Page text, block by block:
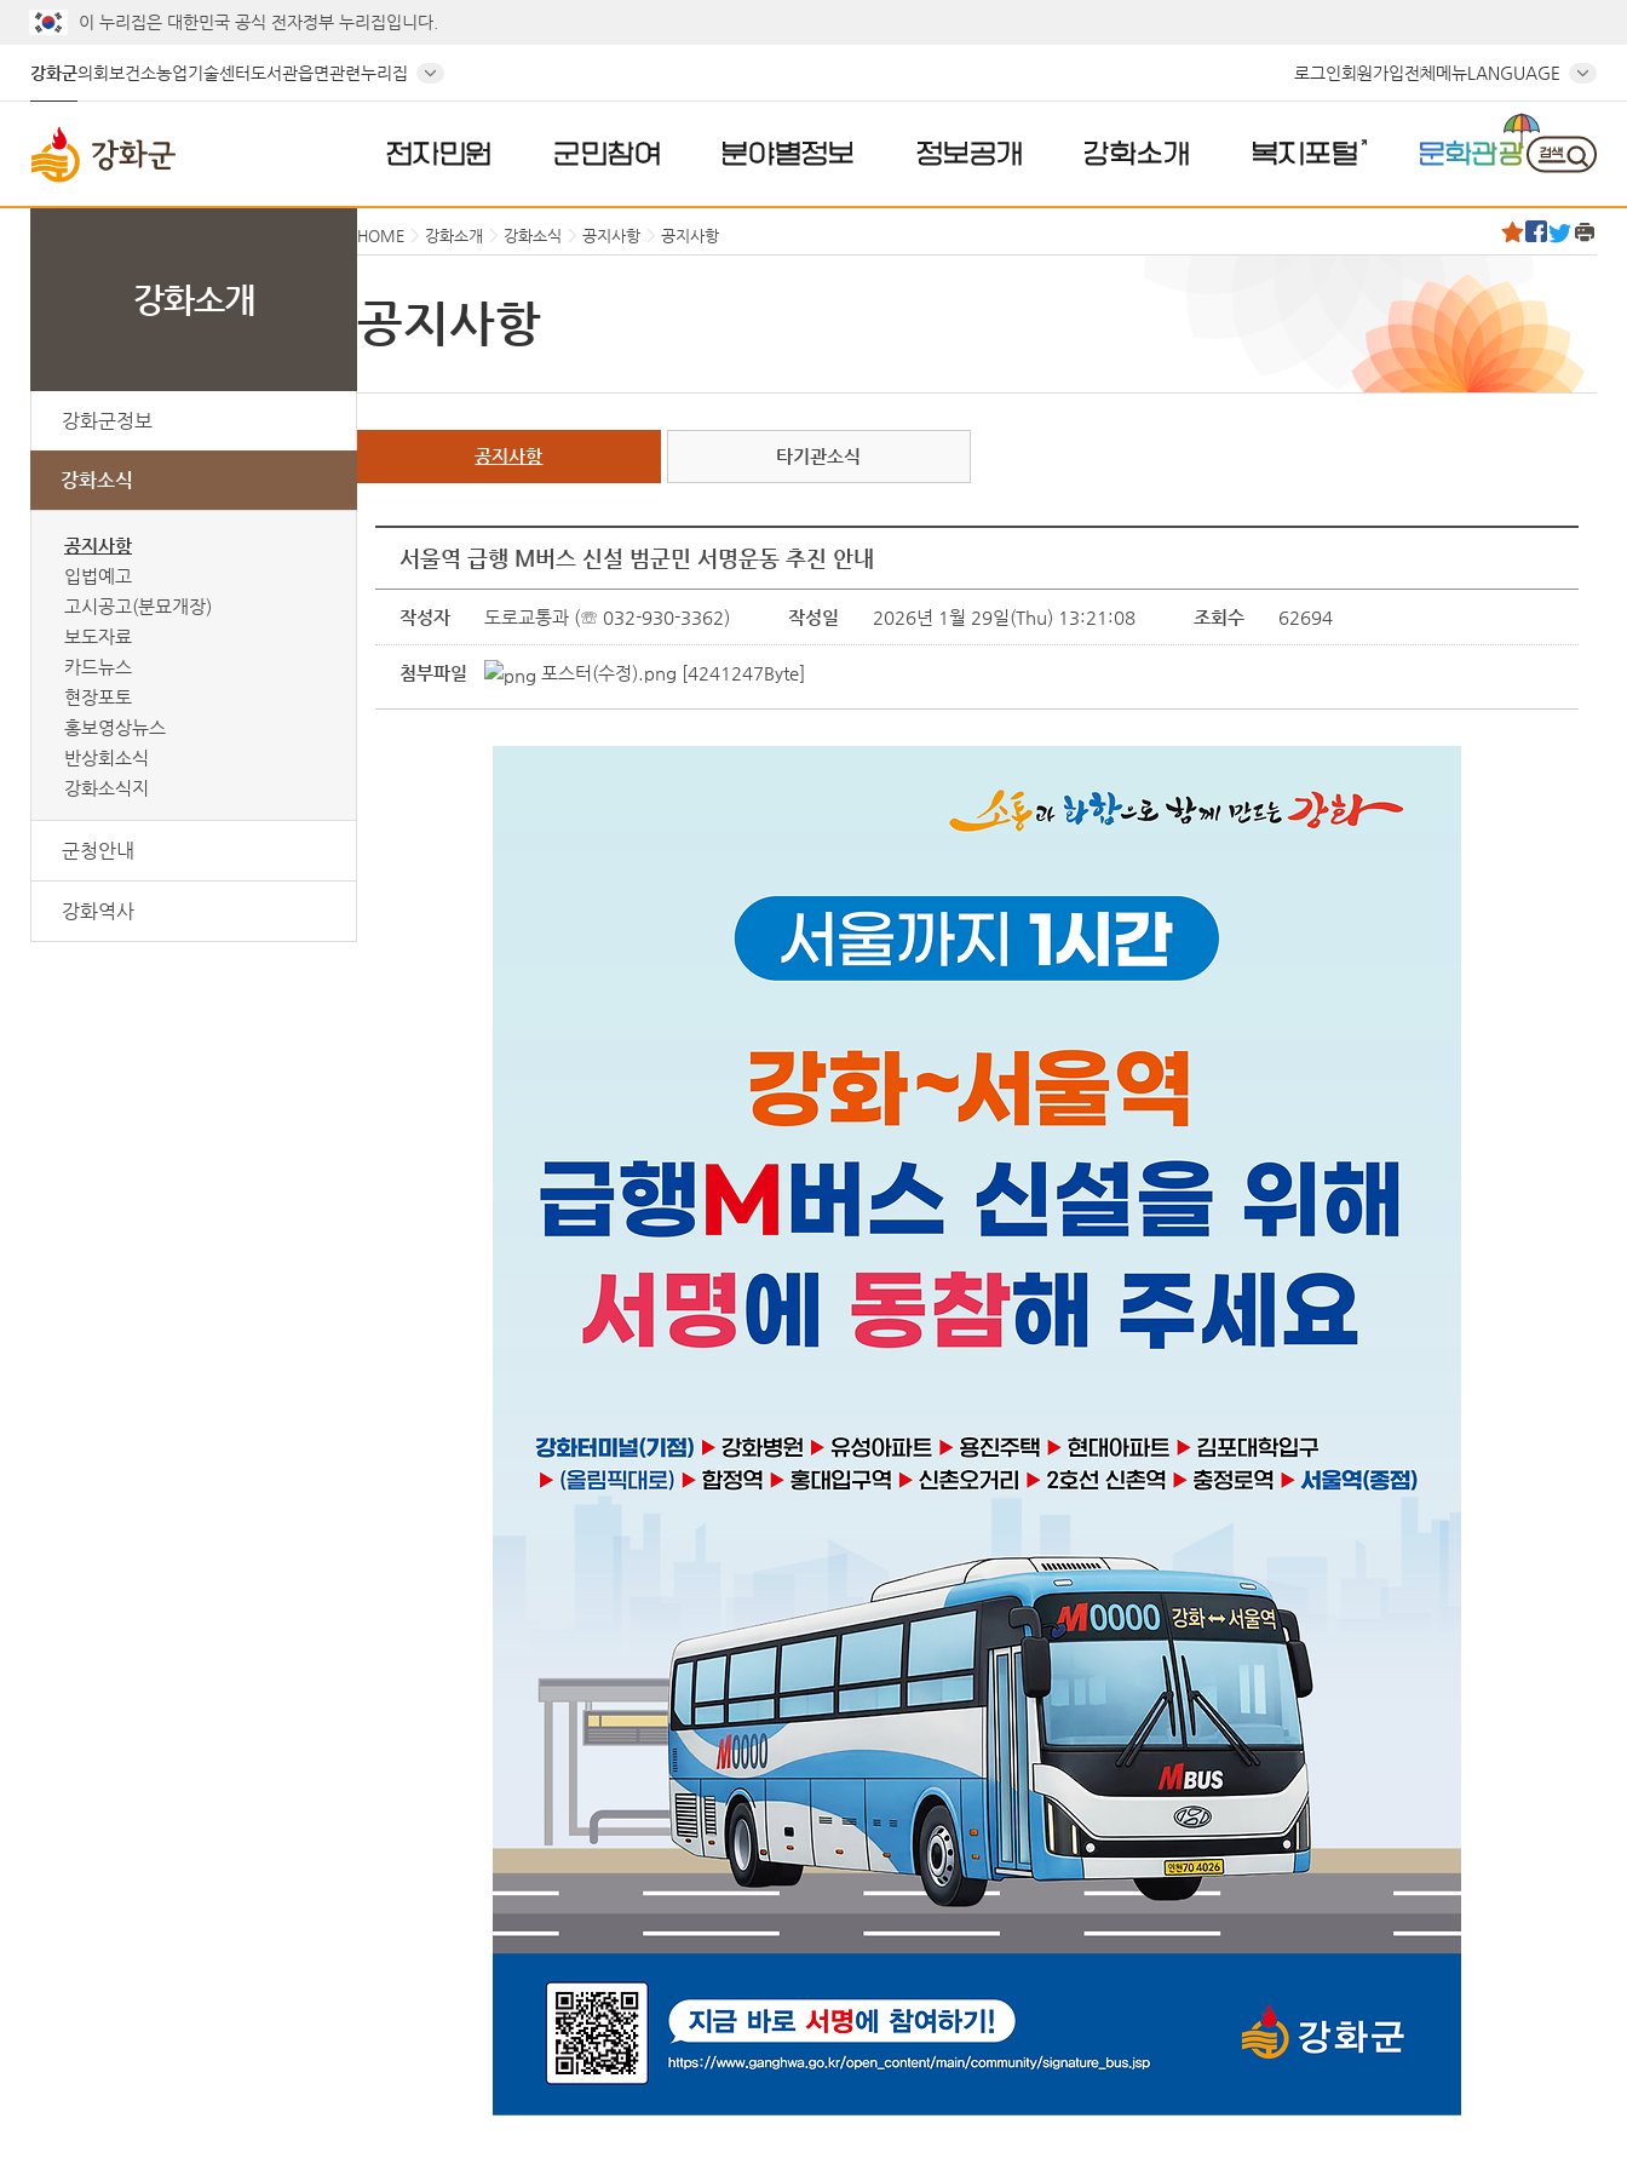
이 누리집은 대한민국 공식 전자정부 누리집입니다.
강화군의회 보건소농업기술센터 도서관읍면관련누리집 로그인 회원가입전체메뉴LANGUAGE
전자민원 군민참여 분야별정보 정보공개 강화소개 복지포털 문화관광
강화소개
강화군정보
강화소식
공지사항
입법예고
고시공고(분묘개장)
보도자료
카드뉴스
현장포토
홍보영상뉴스
반상회소식
강화소식지
군청안내
강화역사
HOME 강화소개 강화소식 공지사항 공지사항
공지사항
공지사항 타기관소식
서울역 급행 M버스 신설 범군민 서명운동 추진 안내
작성자 도로교통과 (☏ 032-930-3362) 작성일 2026년 1월 29일(Thu) 13:21:08 조회수 62694
첨부파일 포스터(수정).png [4241247Byte]